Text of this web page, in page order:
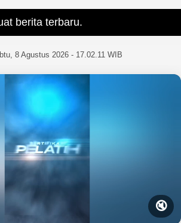
berita terbaru.
8 Agustus 2026 - 17.02.12 WIB
🔇